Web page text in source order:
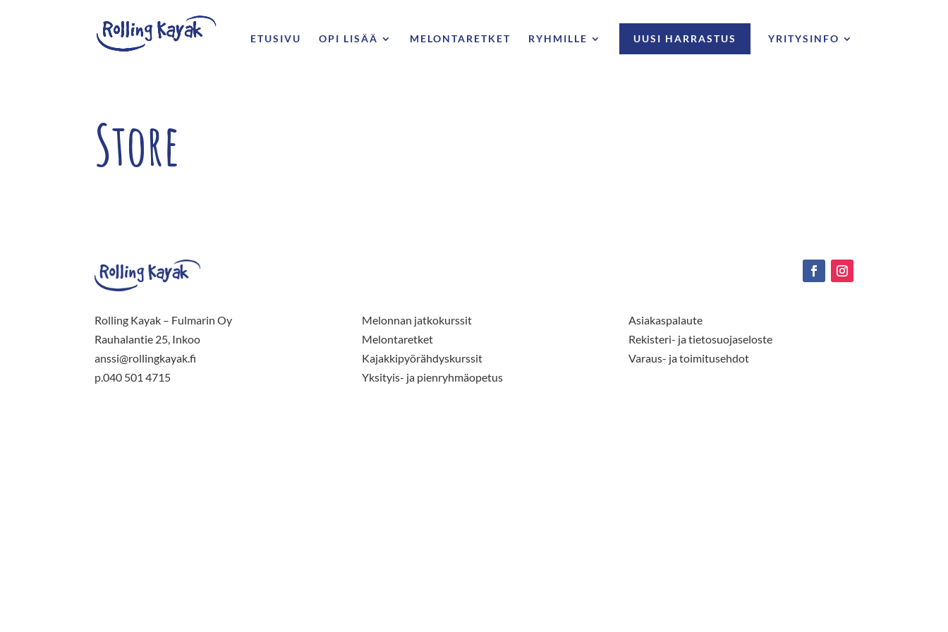
ETUSIVU OPI LISÄÄ MELONTARETKET RYHMILLE UUSI HARRASTUS YRITYSINFO
Store
Rolling Kayak – Fulmarin Oy
Rauhalantie 25, Inkoo
anssi@rollingkayak.fi
p.040 501 4715
Melonnan jatkokurssit
Melontaretket
Kajakkipyörähdyskurssit
Yksityis- ja pienryhmäopetus
Asiakaspalaute
Rekisteri- ja tietosuojaseloste
Varaus- ja toimitusehdot